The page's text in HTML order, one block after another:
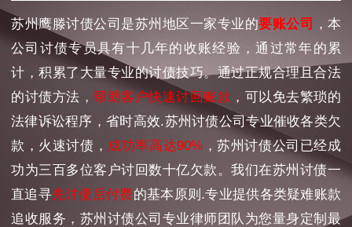
苏州鹰滕讨债公司是苏州地区一家专业的要账公司
，本
公司讨债专员具有十几年的收账经验，通过常年的累
计，积累了大量专业的讨债技巧。通过正规合理且合法
的讨债方法，帮助客户快速讨回账款 ，可以免去繁琐的
法律诉讼程序，省时高效.苏州讨债公司专业催收各类欠
款，火速讨债， 成功率高达90% ，苏州讨债公司已经成
功为三百多位客户讨回数十亿欠款。我们在苏州讨债一
直追寻先讨债后付费的基本原则.专业提供各类疑难账款
追收服务，苏州讨债公司专业律师团队为您量身定制最